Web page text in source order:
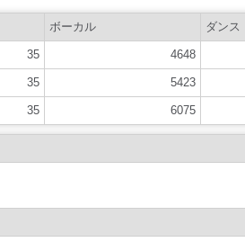
ボーカル ダンス
35 4648
35 5423
35 6075